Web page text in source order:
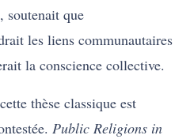
soutenait que
les liens communautaires
la conscience collective.
thèse classique est
Public Religions in